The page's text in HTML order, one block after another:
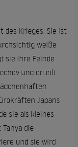
des Krieges. Sie ist
weiße
sie ihre Feinde
und erteilt
Japans
sie als kleines
die
und sie wird